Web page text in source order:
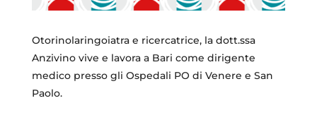
Otorinolaringoiatra e ricercatrice, la dott.ssa
Anzivino vive e lavora a Bari come dirigente
medico presso gli Ospedali PO di Venere e San
Paolo.